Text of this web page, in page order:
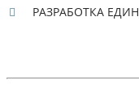
РАЗРАБОТКА